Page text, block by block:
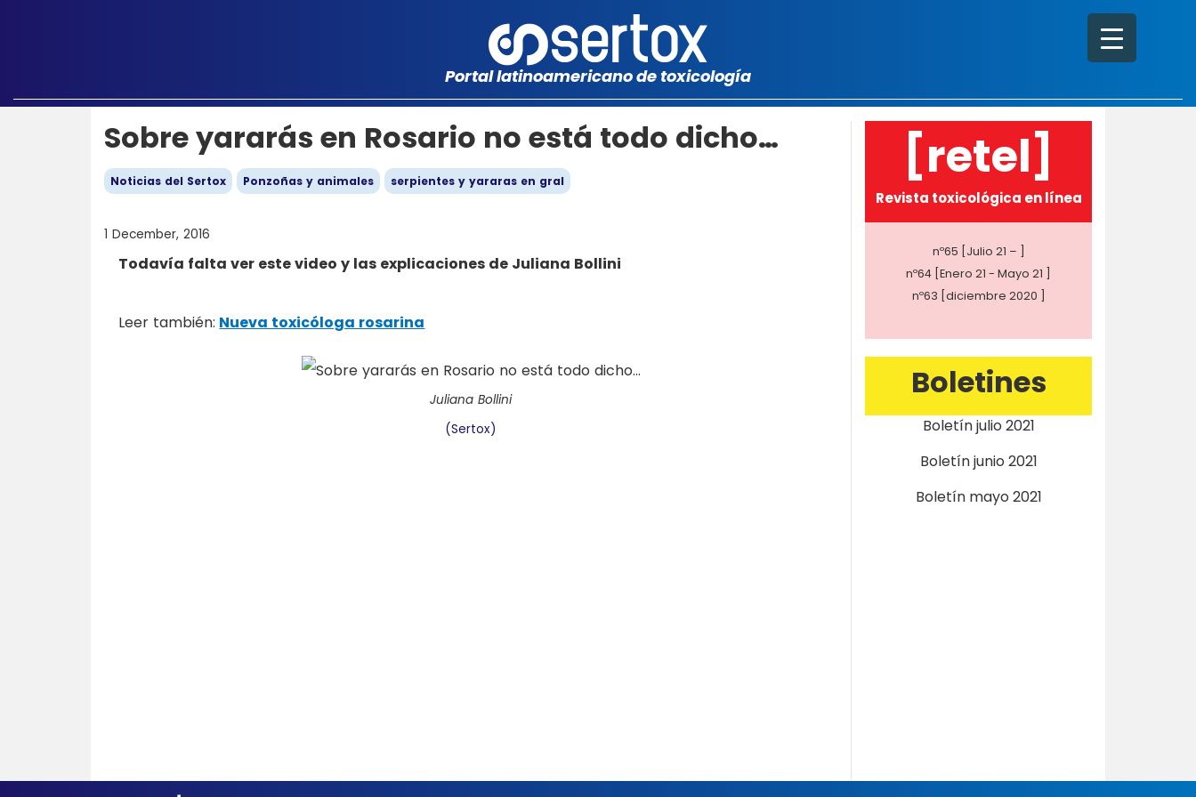
Portal latinoamericano de toxicología
Sobre yararás en Rosario no está todo dicho…
Noticias del Sertox Ponzoñas y animales serpientes y yararas en gral
1 December, 2016
Todavía falta ver este video y las explicaciones de Juliana Bollini
Leer también: Nueva toxicóloga rosarina
Juliana Bollini
(Sertox)
[retel]
Revista toxicológica en línea
nº65 [Julio 21 – ]
nº64 [Enero 21 - Mayo 21 ]
nº63 [diciembre 2020 ]
Boletines
Boletín julio 2021
Boletín junio 2021
Boletín mayo 2021